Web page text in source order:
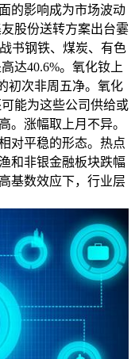
的影响成为市场波动
股份送转方案出台霎
书钢铁、煤炭、有色
达40.6%。氧化钕上
初次非周五净。氧化
能为这些公司供给或
。涨幅取上月不异。
对平稳的形态。热点
和非银金融板块跌幅
基数效应下，行业层